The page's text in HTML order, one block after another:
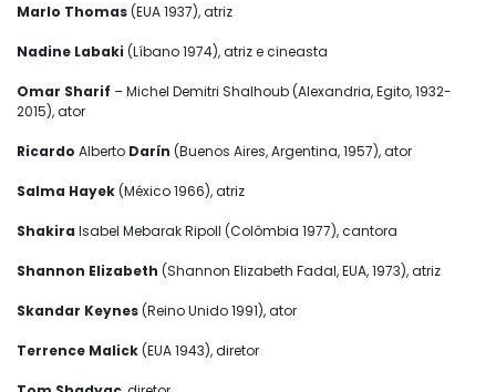
Marlo Thomas(EUA 1937), atriz
Nadine Labaki (Líbano 1974), atriz e cineasta
Omar Sharif – Michel Demitri Shalhoub (Alexandria, Egito, 1932-
2015), ator
Ricardo Alberto Darín (Buenos Aires, Argentina, 1957), ator
Salma Hayek(México 1966), atriz
Shakira Isabel Mebarak Ripoll (Colômbia 1977), cantora
Shannon Elizabeth (Shannon Elizabeth Fadal, EUA, 1973), atriz
Skandar Keynes(Reino Unido 1991), ator
Terrence Malick(EUA 1943), diretor